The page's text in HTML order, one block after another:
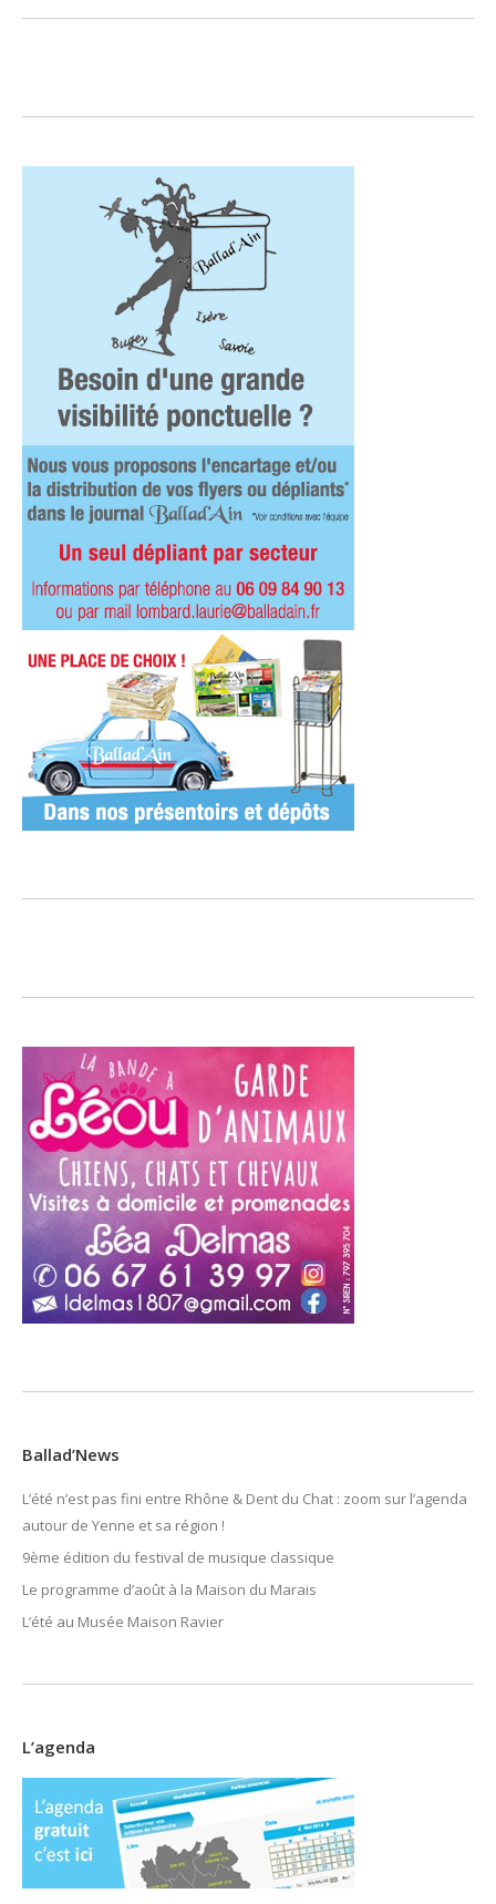
Ballad’News
L’été n’est pas fini entre Rhône & Dent du Chat : zoom sur l’agenda
autour de Yenne et sa région !
9ème édition du festival de musique classique
Le programme d’août à la Maison du Marais
L’été au Musée Maison Ravier
L’agenda